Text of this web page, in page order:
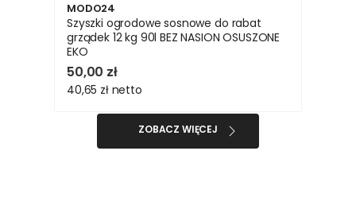
MODO24
Szyszki ogrodowe sosnowe do rabat
grządek 12 kg 90l BEZ NASION OSUSZONE
EKO
50,00 zł
40,65 zł netto
ZOBACZ WIĘCEJ